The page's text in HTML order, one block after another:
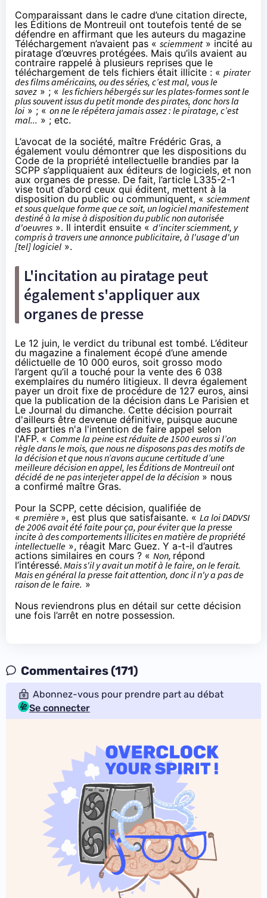
Comparaissant dans le cadre d’une citation directe,
les Éditions de Montreuil ont toutefois tenté de se
défendre en affirmant que les auteurs du magazine
Téléchargement n’avaient pas « sciemment» incité au
piratage d’œuvres protégées. Mais qu’ils avaient au
contraire rappelé à plusieurs reprises que le
téléchargement de tels fichiers était illicite : « pirater
des films américains, ou des séries, c’est mal, vous le
savez » ; « les fichiers hébergés sur les plates-formes sont le
plus souvent issus du petit monde des pirates, donc hors la
loi » ; « on ne le répétera jamais assez : le piratage, c’est
mal... » ; etc.
L’avocat de la société, maître Frédéric Gras, a
également voulu démontrer que les dispositions du
Code de la propriété intellectuelle brandies par la
SCPP s’appliquaient aux éditeurs de logiciels, et non
aux organes de presse. De fait, l’article L335-2-1
vise tout d’abord ceux qui éditent, mettent à la
disposition du public ou communiquent, « sciemment
et sous quelque forme que ce soit, un logiciel manifestement
destiné à la mise à disposition du public non autorisée
d'oeuvres ». Il interdit ensuite « d'inciter sciemment, y
compris à travers une annonce publicitaire, à l'usage d'un
[tel] logiciel ».
L'incitation au piratage peut
également s'appliquer aux
organes de presse
Le 12 juin, le verdict du tribunal est tombé. L’éditeur
du magazine a finalement écopé d’une amende
délictuelle de 10 000 euros, soit grosso modo
l’argent qu’il a touché pour la vente des 6 038
exemplaires du numéro litigieux. Il devra également
payer un droit fixe de procédure de 127 euros, ainsi
que la publication de la décision dans Le Parisien et
Le Journal du dimanche. Cette décision pourrait
d'ailleurs être devenue définitive, puisque aucune
des parties n'a l'intention de faire appel selon
l'AFP. « Comme la peine est réduite de 1500 euros si l’on
règle dans le mois, que nous ne disposons pas des motifs de
la décision et que nous n’avons aucune certitude d’une
meilleure décision en appel, les Éditions de Montreuil ont
décidé de ne pas interjeter appel de la décision » nous
a confirmé maître Gras.
Pour la SCPP, cette décision, qualifiée de
« première », est plus que satisfaisante. « La loi DADVSI
de 2006 avait été faite pour ça, pour éviter que la presse
incite à des comportements illicites en matière de propriété
intellectuelle », réagit Marc Guez. Y a-t-il d’autres
actions similaires en cours ? « Non, répond
l’intéressé. Mais s'il y avait un motif à le faire, on le ferait.
Mais en général la presse fait attention, donc il n'y a pas de
raison de le faire. »
Nous reviendrons plus en détail sur cette décision
une fois l’arrêt en notre possession.
Commentaires (171)
Abonnez-vous pour prendre part au débat
Se connecter